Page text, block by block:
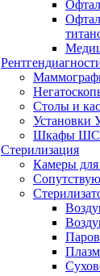
Столы и
Установки
Шкафы
Стерилизация
Камеры для